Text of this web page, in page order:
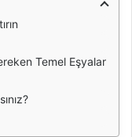
Temel Eşyalar